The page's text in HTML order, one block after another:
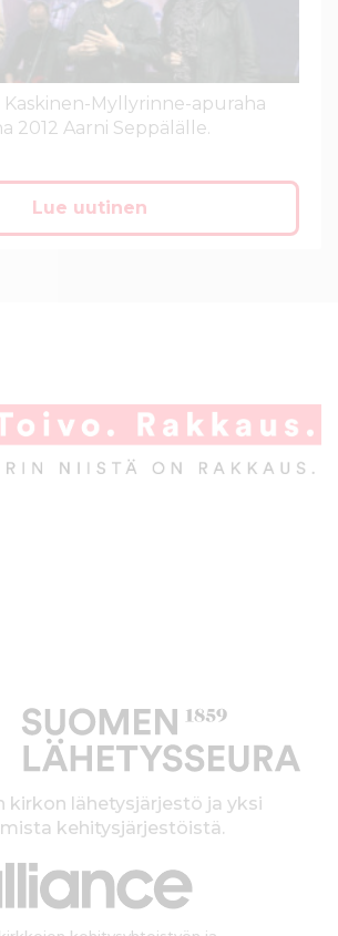
Kaskinen-Myllyrinne-apuraha
2012 Aarni Seppälälle.
Lue uutinen
kirkon lähetysjärjestö ja yksi
kehitysjärjestöistä.